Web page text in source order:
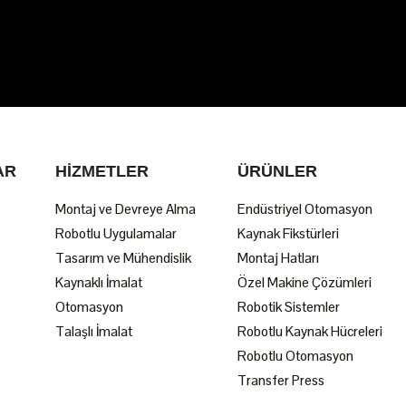
HIZMETLER
Montaj ve Devreye Alma
Robotlu Uygulamalar
Tasarım ve Mühendislik
Kaynaklı İmalat
Otomasyon
Talaşlı İmalat
ÜRÜNLER
Endüstriyel Otomasyon
Kaynak Fikstürleri
Montaj Hatları
Özel Makine Çözümleri
Robotik Sistemler
Robotlu Kaynak Hücreleri
Robotlu Otomasyon
Transfer Press